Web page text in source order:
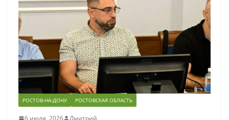
РОСТОВ-НА-ДОНУ РОСТОВСКАЯ ОБЛАСТЬ